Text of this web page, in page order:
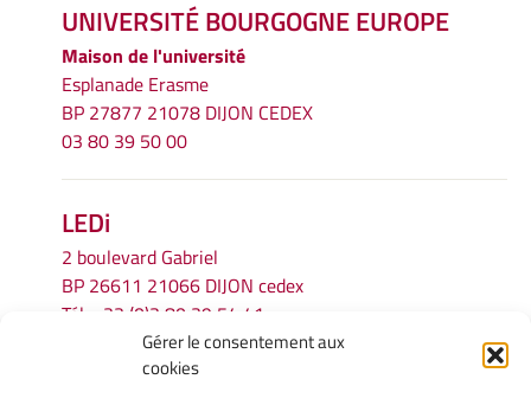
Gérer le consentement aux
cookies
UNIVERSITÉ BOURGOGNE EUROPE
Maison de l'université
Esplanade Erasme
BP 27877 21078 DIJON CEDEX
03 80 39 50 00
LEDi
2 boulevard Gabriel
BP 26611 21066 DIJON cedex
Tél.
+33 (0)3 80 39 54 41
secretariat.ledi@u-bourgogne.fr